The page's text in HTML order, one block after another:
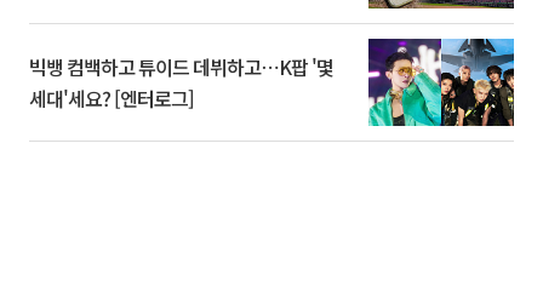
빅뱅 컴백하고 튜이드 데뷔하고⋯K팝 '몇
세대'세요? [엔터로그]